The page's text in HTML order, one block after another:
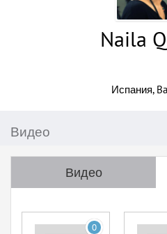
Naila
Испания,
Видео
Видео
0